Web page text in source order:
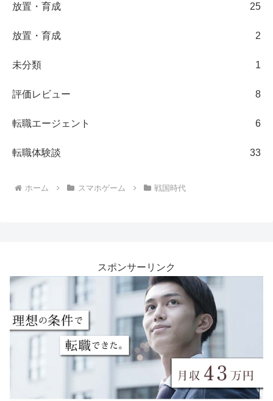
放置・育成 25
放置・育成 2
未分類 1
評価レビュー 8
転職エージェント 6
転職体験談 33
ホーム スマホゲーム 戦国時代
スポンサーリンク